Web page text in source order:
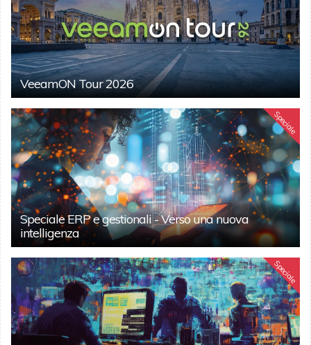
VeeamON Tour 2026
Speciale
Speciale ERP e gestionali - Verso una nuova
intelligenza
Speciale